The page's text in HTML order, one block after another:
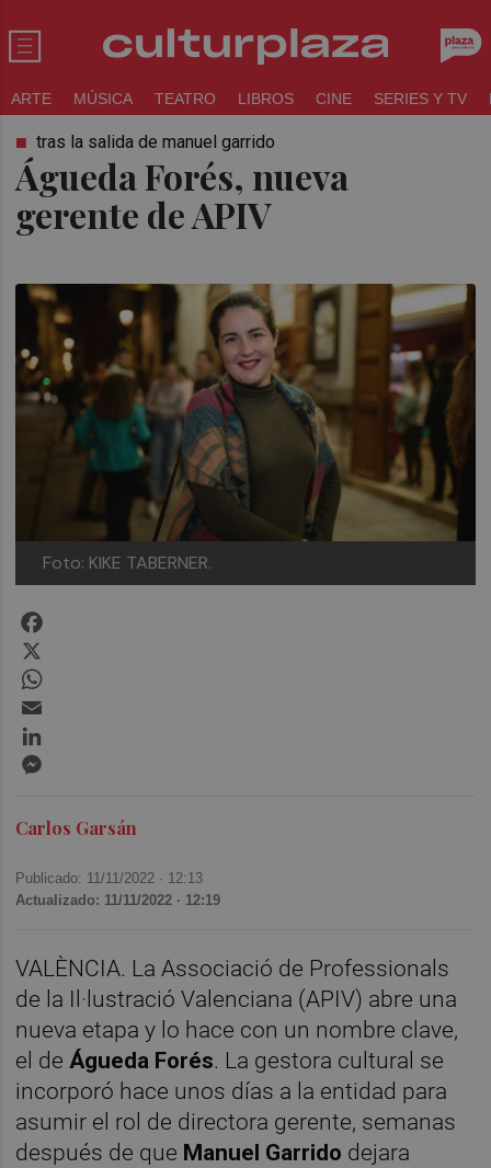
ARTE MÚSICA TEATRO LIBROS CINE SERIES Y TV
Águeda Forés, nueva
gerente de APIV
tras la salida de manuel garrido
Foto: KIKE TABERNER.
Carlos Garsán
Publicado: 11/11/2022 · 12:13
Actualizado: 11/11/2022 · 12:19
VALÈNCIA. La Associació de Professionals
de la Il·lustració Valenciana (APIV) abre una
nueva etapa y lo hace con un nombre clave,
el de Águeda Forés. La gestora cultural se
incorporó hace unos días a la entidad para
asumir el rol de directora gerente, semanas
después de que Manuel Garrido dejara